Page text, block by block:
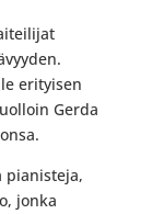
erityisen
Gerda
pianisteja,
jonka